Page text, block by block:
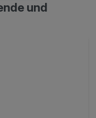
und